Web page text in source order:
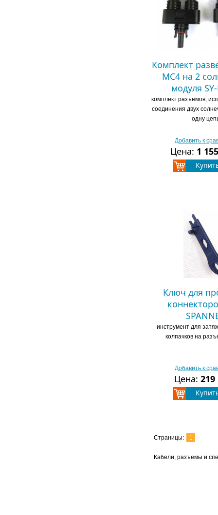
Комплект
MC4 на 2
модуля
комплект разъемов,
соединения двух
одну
Добавить к
Цена: 1 155
Ключ для
инструмент для
колпачков на
Добавить к
Цена: 219
Страницы: 1
Кабели, разъемы и